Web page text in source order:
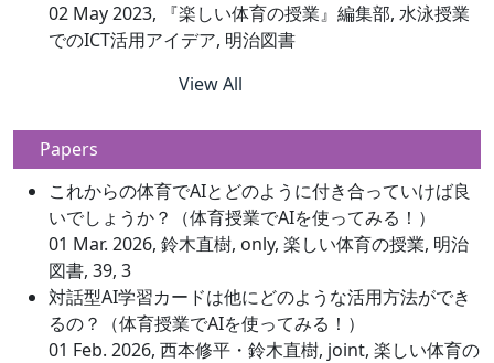
02 May 2023, 『楽しい体育の授業』編集部, 水泳授業
でのICT活用アイデア, 明治図書
View All
Papers
これからの体育でAIとどのように付き合っていけば良
いでしょうか？（体育授業でAIを使ってみる！）
01 Mar. 2026, 鈴木直樹, only, 楽しい体育の授業, 明治
図書, 39, 3
対話型AI学習カードは他にどのような活用方法ができ
るの？（体育授業でAIを使ってみる！）
01 Feb. 2026, 西本修平・鈴木直樹, joint, 楽しい体育の